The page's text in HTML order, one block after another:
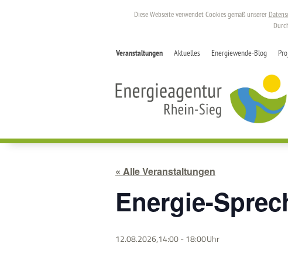
Veranstaltungen Aktuelles Energiewende-Blog
« Alle Veranstaltungen
Energie-
12.08.2026,14:00- 18:00
Diese Webseite verwendet Cookies gemäß unserer